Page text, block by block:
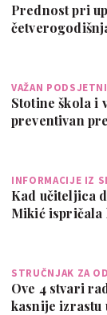
Prednost pri
VAŽAN
Stotine škola i
preventivan
INFORMACIJE IZ
Kad učiteljica
Mikić ispričala
STRUČNJAK ZA
Ove 4 stvari
kasnije izrastu